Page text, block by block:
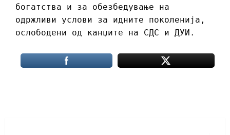
богатства и за обезбедување на
одржливи услови за идните поколенија,
ослободени од канџите на СДС и ДУИ.